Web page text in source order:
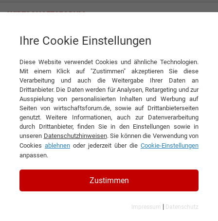
Themenwelten Anlagen- und Maschinenbau
Ihre Cookie Einstellungen
Diese Website verwendet Cookies und ähnliche Technologien.
Mit einem Klick auf "Zustimmen" akzeptieren Sie diese
Verarbeitung und auch die Weitergabe Ihrer Daten an
Drittanbieter. Die Daten werden für Analysen, Retargeting und zur
Ausspielung von personalisierten Inhalten und Werbung auf
Seiten von wirtschaftsforum.de, sowie auf Drittanbieterseiten
genutzt. Weitere Informationen, auch zur Datenverarbeitung
durch Drittanbieter, finden Sie in den Einstellungen sowie in
unseren Datenschutzhinweisen. Sie können die Verwendung von
Cookies ablehnen oder jederzeit über die Cookie-Einstellungen
anpassen.
Zustimmen
Impressum | Datenschutz